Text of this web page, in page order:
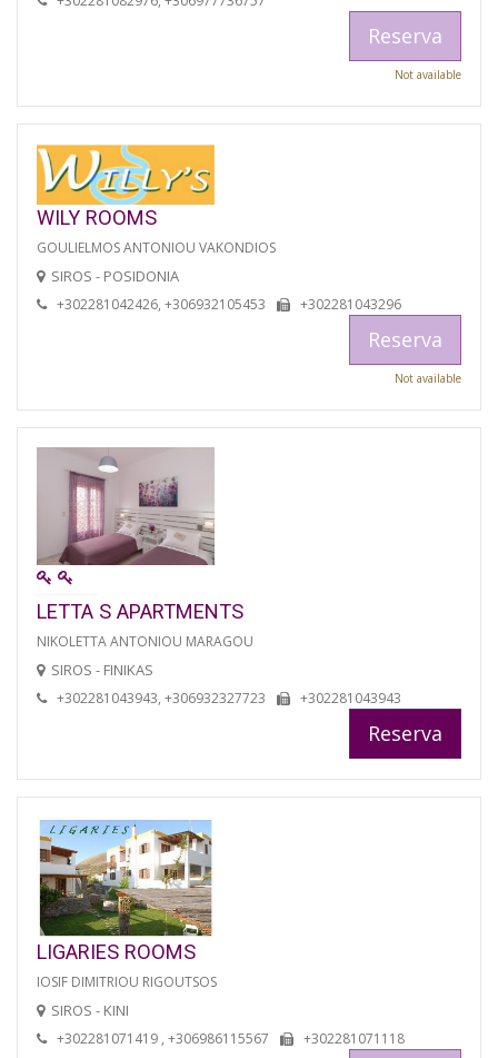
Reserva
Not available
WILY ROOMS
GOULIELMOS ANTONIOU VAKONDIOS
SIROS - POSIDONIA
+302281042426, +306932105453 +302281043296
Reserva
Not available
LETTA S APARTMENTS
NIKOLETTA ANTONIOU MARAGOU
SIROS - FINIKAS
+302281043943, +306932327723 +302281043943
Reserva
LIGARIES ROOMS
IOSIF DIMITRIOU RIGOUTSOS
SIROS - KINI
+302281071419 , +306986115567 +302281071118